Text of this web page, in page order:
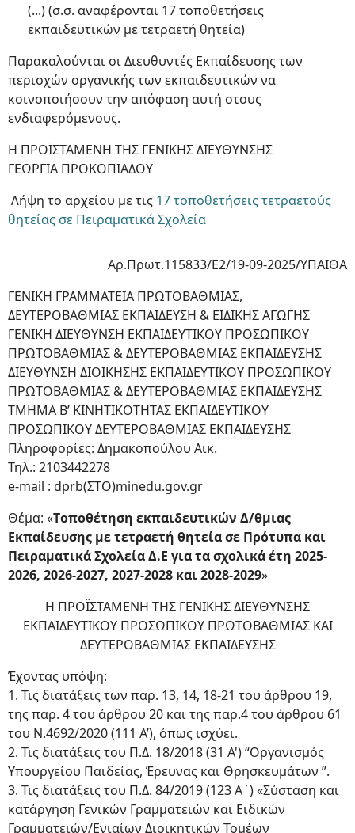
(...) (σ.σ. αναφέρονται 17 τοποθετήσεις
εκπαιδευτικών με τετραετή θητεία)
Παρακαλούνται οι Διευθυντές Εκπαίδευσης των
περιοχών οργανικής των εκπαιδευτικών να
κοινοποιήσουν την απόφαση αυτή στους
ενδιαφερόμενους.
Η ΠΡΟΪΣΤΑΜΕΝΗ ΤΗΣ ΓΕΝΙΚΗΣ ΔΙΕΥΘΥΝΣΗΣ
ΓΕΩΡΓΙΑ ΠΡΟΚΟΠΙΑΔΟΥ
Λήψη το αρχείου με τις 17 τοποθετήσεις τετραετούς
θητείας σε Πειραματικά Σχολεία
Αρ.Πρωτ.115833/E2/19-09-2025/ΥΠΑΙΘΑ
ΓΕΝΙΚΗ ΓΡΑΜΜΑΤΕΙΑ ΠΡΩΤΟΒΑΘΜΙΑΣ,
ΔΕΥΤΕΡΟΒΑΘΜΙΑΣ ΕΚΠΑΙΔΕΥΣΗ & ΕΙΔΙΚΗΣ ΑΓΩΓΗΣ
ΓΕΝΙΚΗ ΔΙΕΥΘΥΝΣΗ ΕΚΠΑΙΔΕΥΤΙΚΟΥ ΠΡΟΣΩΠΙΚΟΥ
ΠΡΩΤΟΒΑΘΜΙΑΣ & ΔΕΥΤΕΡΟΒΑΘΜΙΑΣ ΕΚΠΑΙΔΕΥΣΗΣ
ΔΙΕΥΘΥΝΣΗ ΔΙΟΙΚΗΣΗΣ ΕΚΠΑΙΔΕΥΤΙΚΟΥ ΠΡΟΣΩΠΙΚΟΥ
ΠΡΩΤΟΒΑΘΜΙΑΣ & ΔΕΥΤΕΡΟΒΑΘΜΙΑΣ ΕΚΠΑΙΔΕΥΣΗΣ
ΤΜΗΜΑ Β’ ΚΙΝΗΤΙΚΟΤΗΤΑΣ ΕΚΠΑΙΔΕΥΤΙΚΟΥ
ΠΡΟΣΩΠΙΚΟΥ ΔΕΥΤΕΡΟΒΑΘΜΙΑΣ ΕΚΠΑΙΔΕΥΣΗΣ
Πληροφορίες: Δημακοπούλου Αικ.
Τηλ.: 2103442278
e-mail : dprb(ΣΤΟ)minedu.gov.gr
Θέμα: «Tοποθέτηση εκπαιδευτικών Δ/θμιας
Εκπαίδευσης με τετραετή θητεία σε Πρότυπα και
Πειραματικά Σχολεία Δ.Ε για τα σχολικά έτη 2025-
2026, 2026-2027, 2027-2028 και 2028-2029»
H ΠΡΟΪΣΤΑΜΕΝΗ ΤΗΣ ΓΕΝΙΚΗΣ ΔΙΕΥΘΥΝΣΗΣ
ΕΚΠΑΙΔΕΥΤΙΚΟΥ ΠΡΟΣΩΠΙΚΟΥ ΠΡΩΤΟΒΑΘΜΙΑΣ ΚΑΙ
ΔΕΥΤΕΡΟΒΑΘΜΙΑΣ ΕΚΠΑΙΔΕΥΣΗΣ
Έχοντας υπόψη:
1. Τις διατάξεις των παρ. 13, 14, 18-21 του άρθρου 19,
της παρ. 4 του άρθρου 20 και της παρ.4 του άρθρου 61
του Ν.4692/2020 (111 Α’), όπως ισχύει.
2. Τις διατάξεις του Π.Δ. 18/2018 (31 Α') “Οργανισμός
Υπουργείου Παιδείας, Έρευνας και Θρησκευμάτων ”.
3. Τις διατάξεις του Π.Δ. 84/2019 (123 Α΄) «Σύσταση και
κατάργηση Γενικών Γραμματειών και Ειδικών
Γραμματειών/Ενιαίων Διοικητικών Τομέων